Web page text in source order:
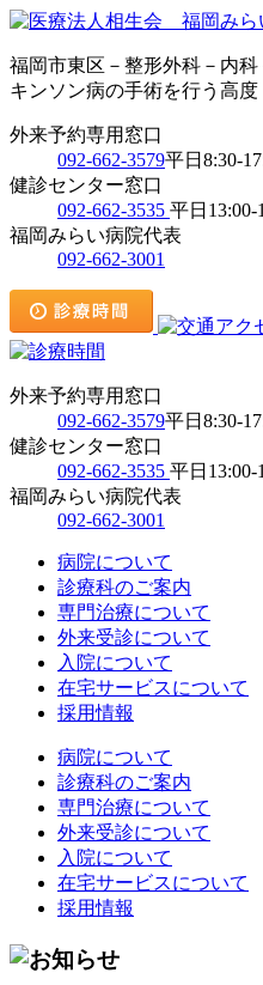
福岡市東区－整形外科－内
キンソン病の手術を行う高
外来予約専用窓口
092-662-3579平日8:30-
健診センター窓口
092-662-3535 平日13:00-
福岡みらい病院代表
092-662-3001
外来予約専用窓口
092-662-3579平日8:30-
健診センター窓口
092-662-3535 平日13:00-
福岡みらい病院代表
092-662-3001
病院について
診療科のご案内
専門治療について
外来受診について
入院について
在宅サービスについて
採用情報
病院について
診療科のご案内
専門治療について
外来受診について
入院について
在宅サービスについて
採用情報